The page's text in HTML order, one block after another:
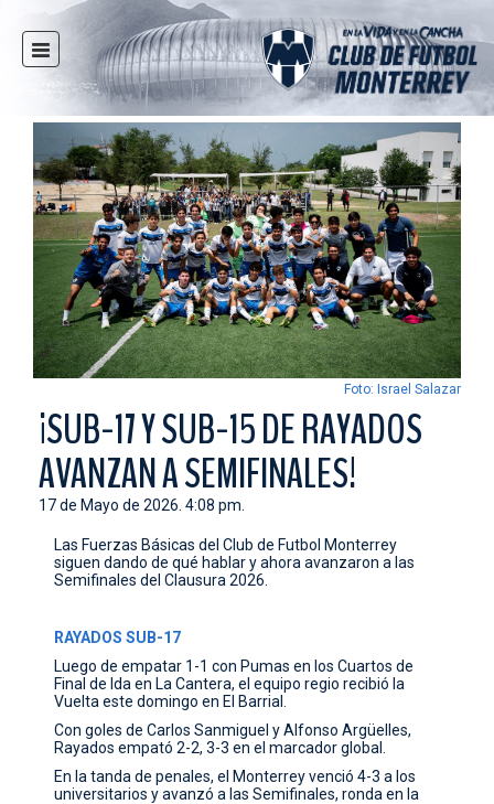
INICIO
NOTICIAS
CLUB
MULTIMEDIA
RAYADOS
RAYADAS
FUERZAS BÁSICAS
RESPONSABILIDAD SOCIAL
TAQUILLA
TIENDA
ESTADIO
PRENSA
Foto: Israel Salazar
¡SUB-17 Y SUB-15 DE RAYADOS
AVANZAN A SEMIFINALES!
17 de Mayo de 2026. 4:08 pm.
Las Fuerzas Básicas del Club de Futbol Monterrey
siguen dando de qué hablar y ahora avanzaron a las
Semifinales del Clausura 2026.
RAYADOS SUB-17
Luego de empatar 1-1 con Pumas en los Cuartos de
Final de Ida en La Cantera, el equipo regio recibió la
Vuelta este domingo en El Barrial.
Con goles de Carlos Sanmiguel y Alfonso Argüelles,
Rayados empató 2-2, 3-3 en el marcador global.
En la tanda de penales, el Monterrey venció 4-3 a los
universitarios y avanzó a las Semifinales, ronda en la